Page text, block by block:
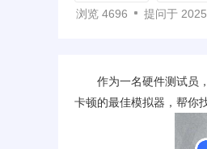
浏览 4696 提问于
作为一名硬件测试员
卡顿的最佳模拟器，帮你